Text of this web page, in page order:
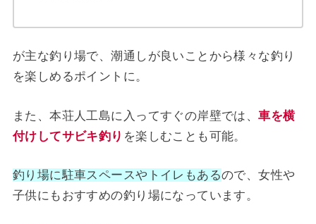
が主な釣り場で、潮通しが良いことから様々な釣り
を楽しめるポイントに。
また、本荘人工島に入ってすぐの岸壁では、車を横
付けしてサビキ釣り を楽しむことも可能。
釣り場に駐車スペースやトイレもあるので、女性や
子供にもおすすめの釣り場になっています。